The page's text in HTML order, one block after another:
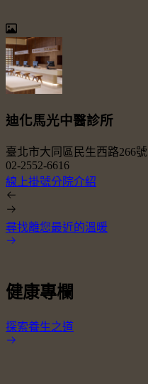
迪化馬光中醫診所
臺北市大同區民生西路266號
02-2552-6616
線上掛號分院介紹
尋找離您最近的溫暖
健康專欄
探索養生之道